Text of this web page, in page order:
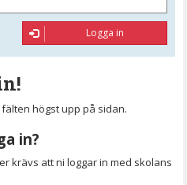
Logga in
högst upp på sidan.
in?
krävs att ni loggar in med skolans